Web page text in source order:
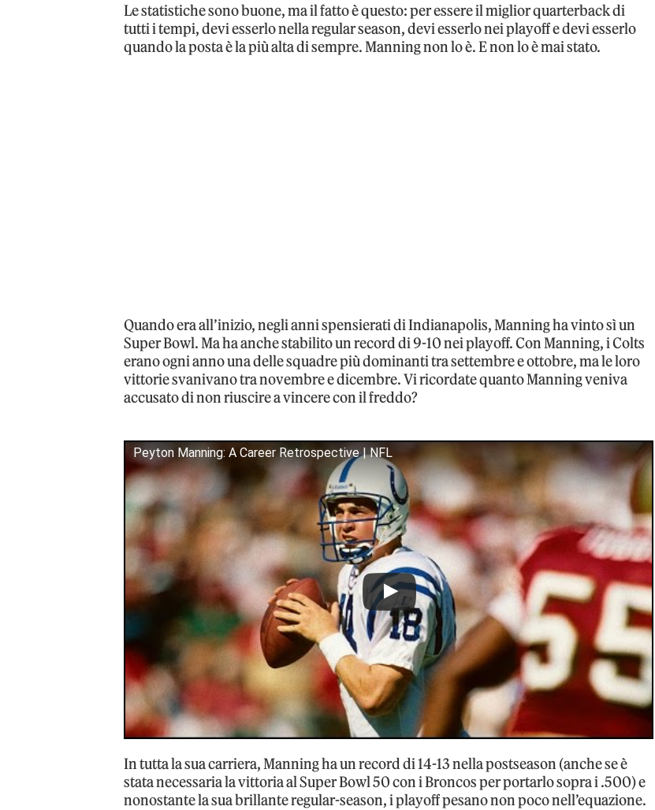
Le statistiche sono buone, ma il fatto è questo: per essere il miglior quarterback di
tutti i tempi, devi esserlo nella regular season, devi esserlo nei playoff e devi esserlo
quando la posta è la più alta di sempre. Manning non lo è. E non lo è mai stato.
Quando era all’inizio, negli anni spensierati di Indianapolis, Manning ha vinto sì un
Super Bowl. Ma ha anche stabilito un record di 9-10 nei playoff. Con Manning, i Colts
erano ogni anno una delle squadre più dominanti tra settembre e ottobre, ma le loro
vittorie svanivano tra novembre e dicembre. Vi ricordate quanto Manning veniva
accusato di non riuscire a vincere con il freddo?
Peyton Manning: A Career Retrospective | NFL
In tutta la sua carriera, Manning ha un record di 14-13 nella postseason (anche se è
stata necessaria la vittoria al Super Bowl 50 con i Broncos per portarlo sopra i .500) e
nonostante la sua brillante regular-season, i playoff pesano non poco nell’equazione.